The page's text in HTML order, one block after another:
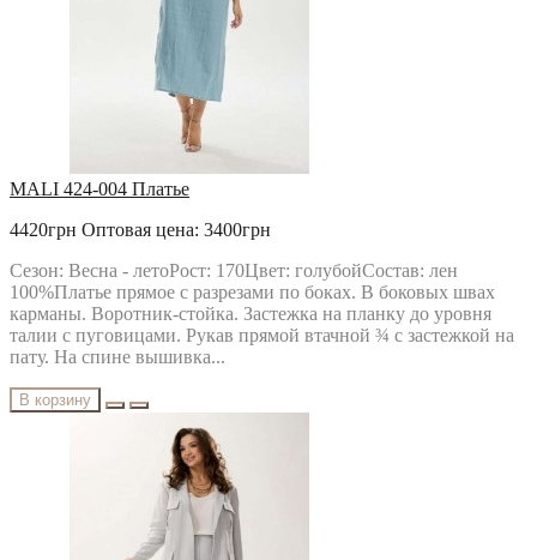
MALI 424-004 Платье
4420грн Оптовая цена: 3400грн
Сезон: Весна - летоРост: 170Цвет: голубойСостав: лен
100%Платье прямое с разрезами по боках. В боковых швах
карманы. Воротник-стойка. Застежка на планку до уровня
талии с пуговицами. Рукав прямой втачной ¾ с застежкой на
пату. На спине вышивка...
В корзину